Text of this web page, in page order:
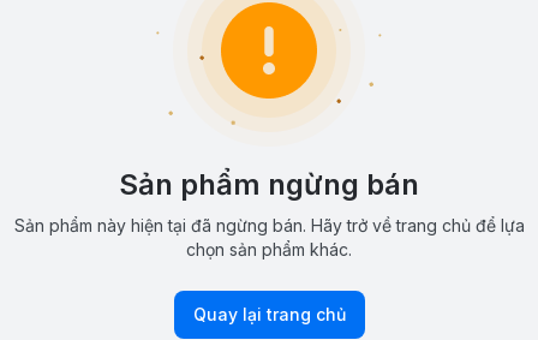
Sản phẩm ngừng bán
Sản phẩm này hiện tại đã ngừng bán. Hãy trở về trang chủ để lựa
chọn sản phẩm khác.
Quay lại trang chủ